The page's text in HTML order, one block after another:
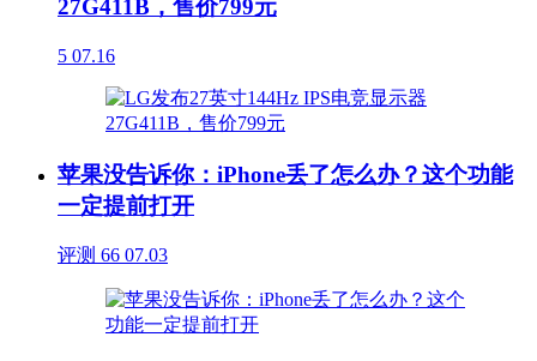
27G411B，售价799元
5 07.16
苹果没告诉你：iPhone丢了怎么办？这个功能
一定提前打开
评测 66 07.03